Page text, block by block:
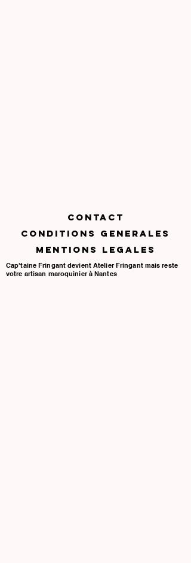
CONTACT
CONDITIONS GENERALES
MENTIONS LEGALES
Cap'taine Fringant devient Atelier Fringant mais reste
votre artisan maroquinier à Nantes